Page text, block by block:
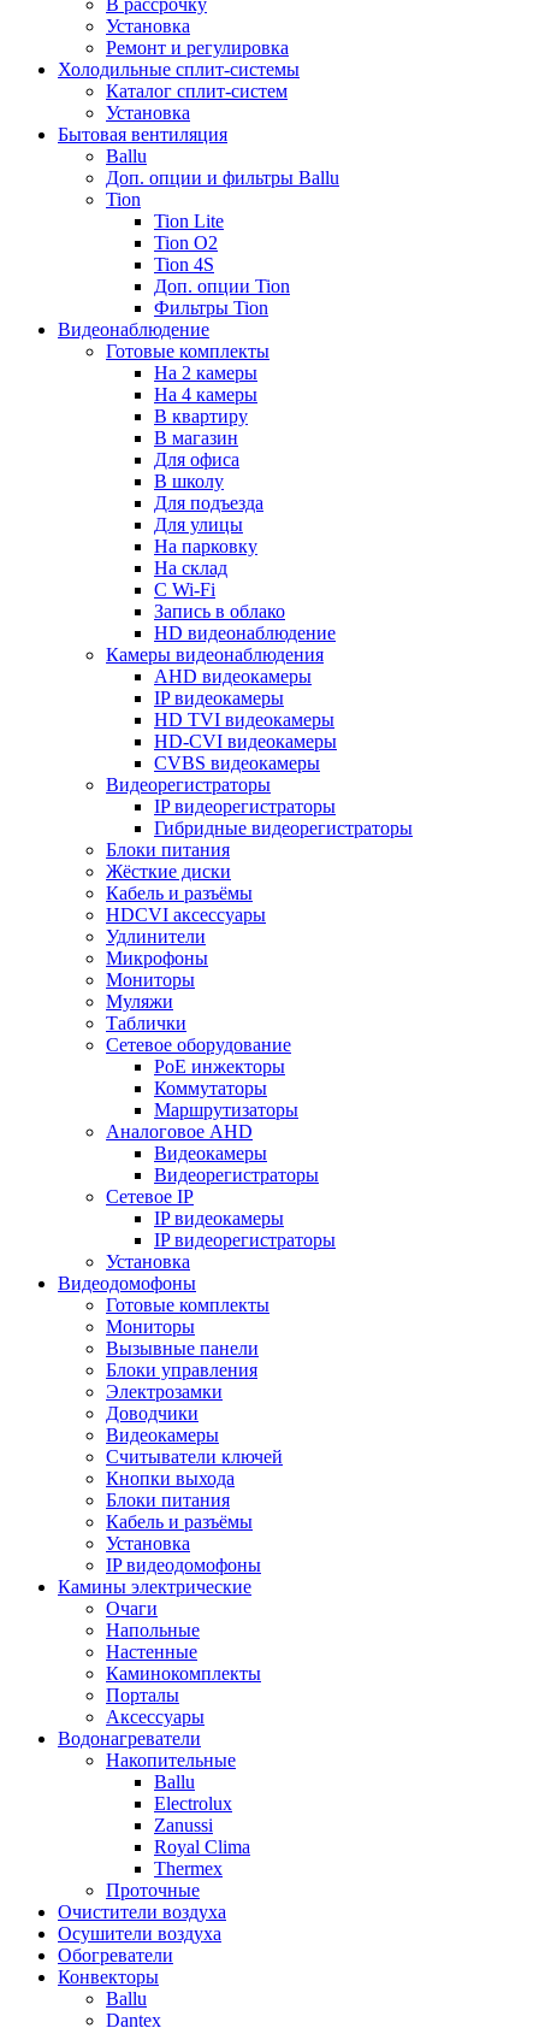
В рассрочку
Установка
Ремонт и регулировка
Холодильные сплит-системы
Каталог сплит-систем
Установка
Бытовая вентиляция
Ballu
Доп. опции и фильтры Ballu
Tion
Tion Lite
Tion O2
Tion 4S
Доп. опции Tion
Фильтры Tion
Видеонаблюдение
Готовые комплекты
На 2 камеры
На 4 камеры
В квартиру
В магазин
Для офиса
В школу
Для подъезда
Для улицы
На парковку
На склад
С Wi-Fi
Запись в облако
HD видеонаблюдение
Камеры видеонаблюдения
AHD видеокамеры
IP видеокамеры
HD TVI видеокамеры
HD-CVI видеокамеры
CVBS видеокамеры
Видеорегистраторы
IP видеорегистраторы
Гибридные видеорегистраторы
Блоки питания
Жёсткие диски
Кабель и разъёмы
HDCVI аксессуары
Удлинители
Микрофоны
Мониторы
Муляжи
Таблички
Сетевое оборудование
PoE инжекторы
Коммутаторы
Маршрутизаторы
Аналоговое AHD
Видеокамеры
Видеорегистраторы
Сетевое IP
IP видеокамеры
IP видеорегистраторы
Установка
Видеодомофоны
Готовые комплекты
Мониторы
Вызывные панели
Блоки управления
Электрозамки
Доводчики
Видеокамеры
Считыватели ключей
Кнопки выхода
Блоки питания
Кабель и разъёмы
Установка
IP видеодомофоны
Камины электрические
Очаги
Напольные
Настенные
Каминокомплекты
Порталы
Аксессуары
Водонагреватели
Накопительные
Ballu
Electrolux
Zanussi
Royal Clima
Thermex
Проточные
Очистители воздуха
Осушители воздуха
Обогреватели
Конвекторы
Ballu
Dantex